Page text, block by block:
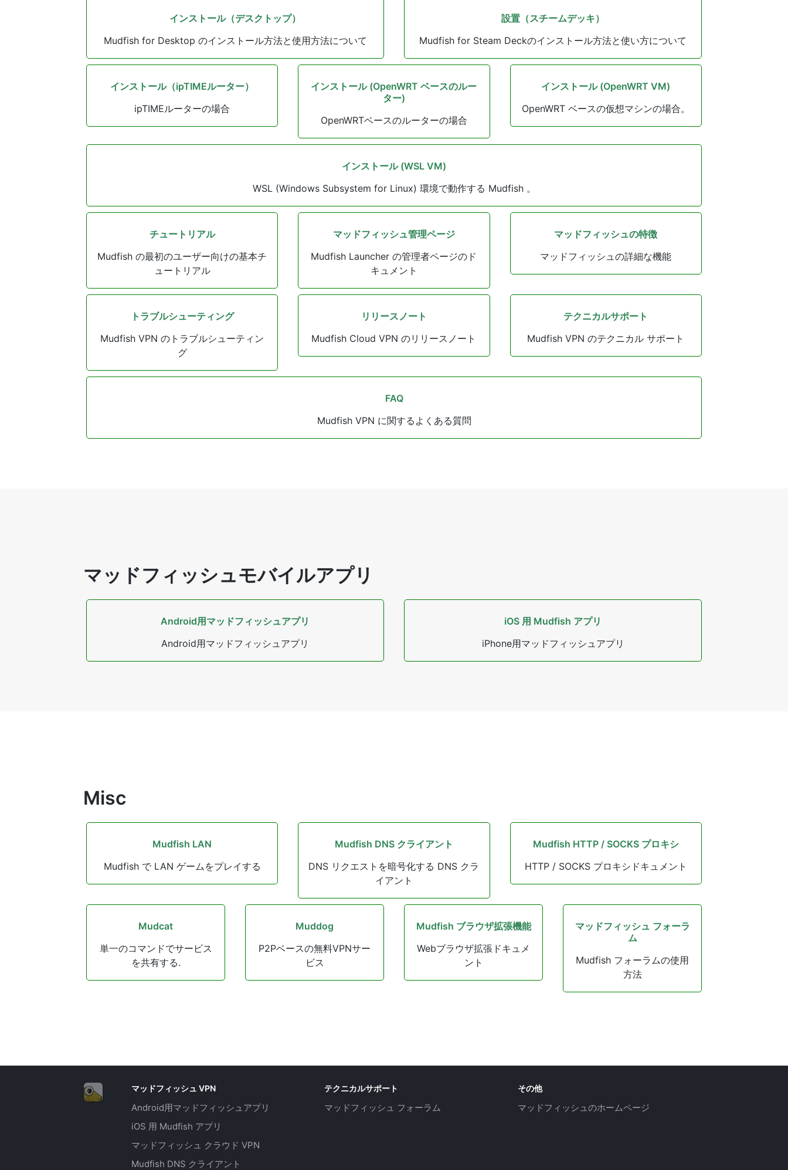
インストール（デスクトップ）
Mudfish for Desktop のインストール方法と使用方法について
設置（スチームデッキ）
Mudfish for Steam Deckのインストール方法と使い方について
インストール（ipTIMEルーター）
ipTIMEルーターの場合
インストール (OpenWRT ベースのルー
ター)
OpenWRTベースのルーターの場合
インストール (OpenWRT VM)
OpenWRT ベースの仮想マシンの場合。
インストール (WSL VM)
WSL (Windows Subsystem for Linux) 環境で動作する Mudfish 。
チュートリアル
Mudfish の最初のユーザー向けの基本チ
ュートリアル
マッドフィッシュ管理ページ
Mudfish Launcher の管理者ページのド
キュメント
マッドフィッシュの特徴
マッドフィッシュの詳細な機能
トラブルシューティング
Mudfish VPN のトラブルシューティン
グ
リリースノート
Mudfish Cloud VPN のリリースノート
テクニカルサポート
Mudfish VPN のテクニカル サポート
FAQ
Mudfish VPN に関するよくある質問
マッドフィッシュモバイルアプリ
Android用マッドフィッシュアプリ
Android用マッドフィッシュアプリ
iOS 用 Mudfish アプリ
iPhone用マッドフィッシュアプリ
Misc
Mudfish LAN
Mudfish で LAN ゲームをプレイする
Mudfish DNS クライアント
DNS リクエストを暗号化する DNS クラ
イアント
Mudfish HTTP / SOCKS プロキシ
HTTP / SOCKS プロキシドキュメント
Mudcat
単一のコマンドでサービス
を共有する.
Muddog
P2Pベースの無料VPNサー
ビス
Mudfish ブラウザ拡張機能
Webブラウザ拡張ドキュメ
ント
マッドフィッシュ フォーラ
ム
Mudfish フォーラムの使用
方法
マッドフィッシュ VPN
Android用マッドフィッシュアプリ
iOS 用 Mudfish アプリ
マッドフィッシュ クラウド VPN
Mudfish DNS クライアント
テクニカルサポート
マッドフィッシュ フォーラム
その他
マッドフィッシュのホームページ